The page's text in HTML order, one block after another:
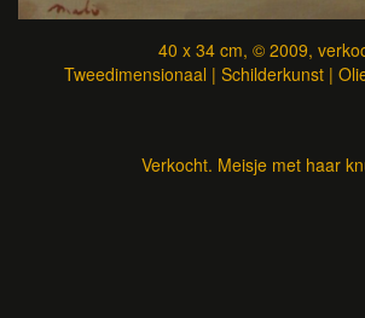
40 x 34 cm, © 2009,
Tweedimensionaal | Schilderkunst |
Verkocht. Meisje met haar